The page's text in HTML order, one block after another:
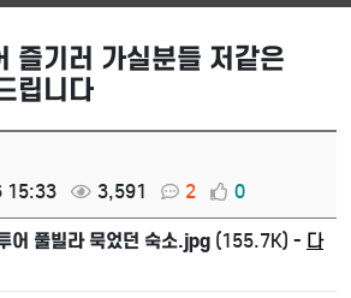
즐기러 가실분들 저같은
립니다
15:33
3,591 2 0
어 풀빌라 묵었던 숙소.jpg (155.7K) - 다